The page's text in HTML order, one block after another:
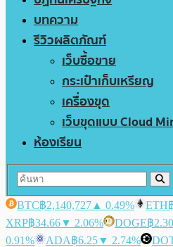
บทความ
รีวิวผลิตภัณฑ์
เว็บซื้อขาย
กระเป๋าเก็บเหรียญ
เครื่องขุด
เว็บขุดแบบ Cloud
ห้องเรียน
BTC฿2,140,727 ▲ 0.49% ETH
XRP฿34.66▼ 2.06% DOGE฿2.30
0.91%
ADA฿6.25▼ 2.74%